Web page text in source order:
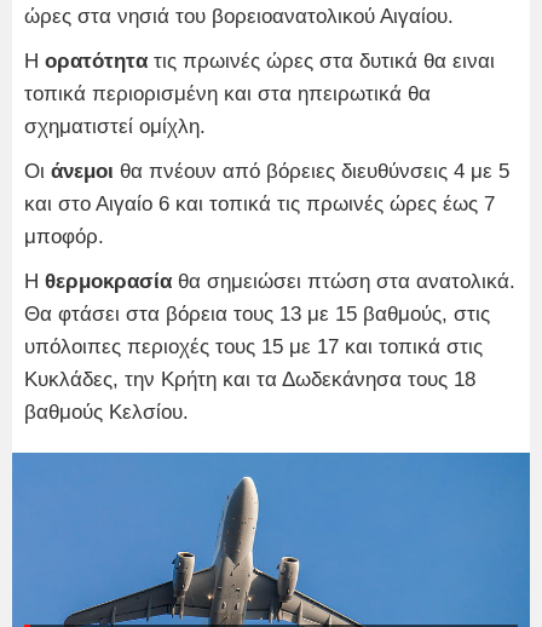
ώρες στα νησιά του βορειοανατολικού Αιγαίου.
Η ορατότητα τις πρωινές ώρες στα δυτικά θα ειναι
τοπικά περιορισμένη και στα ηπειρωτικά θα
σχηματιστεί ομίχλη.
Οι άνεμοι θα πνέουν από βόρειες διευθύνσεις 4 με 5
και στο Αιγαίο 6 και τοπικά τις πρωινές ώρες έως 7
μποφόρ.
Η θερμοκρασία θα σημειώσει πτώση στα ανατολικά.
Θα φτάσει στα βόρεια τους 13 με 15 βαθμούς, στις
υπόλοιπες περιοχές τους 15 με 17 και τοπικά στις
Κυκλάδες, την Κρήτη και τα Δωδεκάνησα τους 18
βαθμούς Κελσίου.